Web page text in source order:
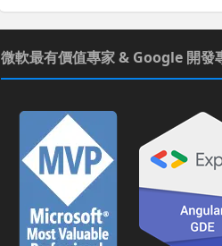
微軟最有價值專家 & Google 開發